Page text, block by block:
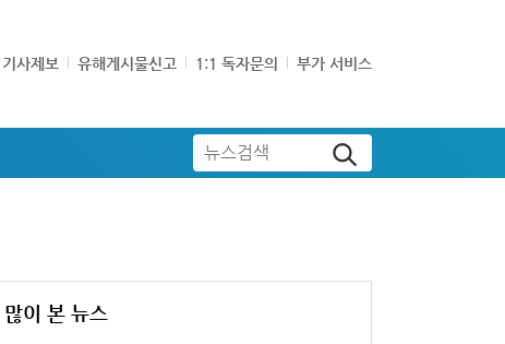
기사제보 유해게시물신고 1:1 독자문의 부가 서비스
뉴스검색
많이 본 뉴스